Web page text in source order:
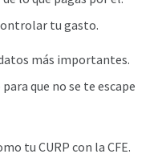
tu gasto.
más importantes.
que no se te escape
tu CURP con la CFE.